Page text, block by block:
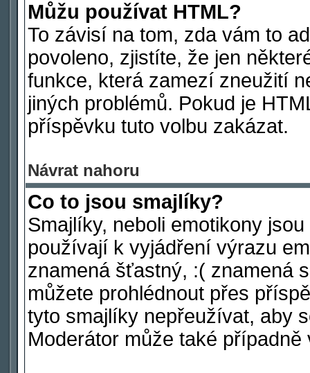
Můžu používat HTML?
To závisí na tom, zda vám to
povoleno, zjistíte, že jen
funkce, která zamezí zneužití
jiných problémů. Pokud je
příspěvku tuto volbu zakázat.
Návrat nahoru
Co to jsou smajlíky?
Smajlíky, neboli emotikony
používají k vyjádření výrazu
znamená šťastný, :( znamená
můžete prohlédnout přes
tyto smajlíky nepřeužívat, aby
Moderátor může také